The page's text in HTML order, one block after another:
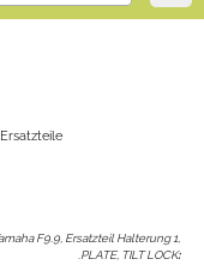
F9.9, Ersatzteil Halterung 1,
.PLATE, TILT LOCK: